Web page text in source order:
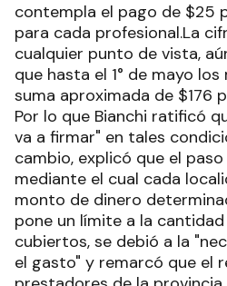
contempla el pago de $25
para cada profesional.La
cualquier punto de vista,
que hasta el 1° de mayo
suma aproximada de $176
Por lo que Bianchi ratificó
va a firmar" en tales
cambio, explicó que el
mediante el cual cada
monto de dinero
pone un límite a la
cubiertos, se debió a la
el gasto" y remarcó que el